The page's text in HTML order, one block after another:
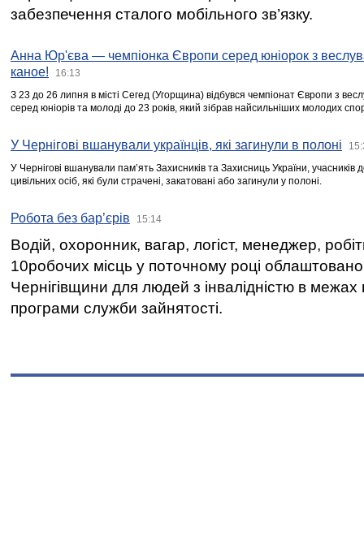
забезпечення сталого мобільного зв’язку.
Анна Юр'єва — чемпіонка Європи серед юніорок з
каное!
16:13
З 23 до 26 липня в місті Сегед (Угорщина) відбувся чемпіонат Європи з
серед юніорів та молоді до 23 років, який зібрав найсильніших молодих
У Чернігові вшанували українців, які загинули в полоні
У Чернігові вшанували пам’ять Захисників та Захисниць України,
цивільних осіб, які були страчені, закатовані або загинули у полоні.
Робота без бар’єрів 15:14
Водій, охоронник, вагар, логіст, менеджер,
10робочих місць у поточному році
Чернігівщини для людей з інвалідністю в межах
програми служби зайнятості.